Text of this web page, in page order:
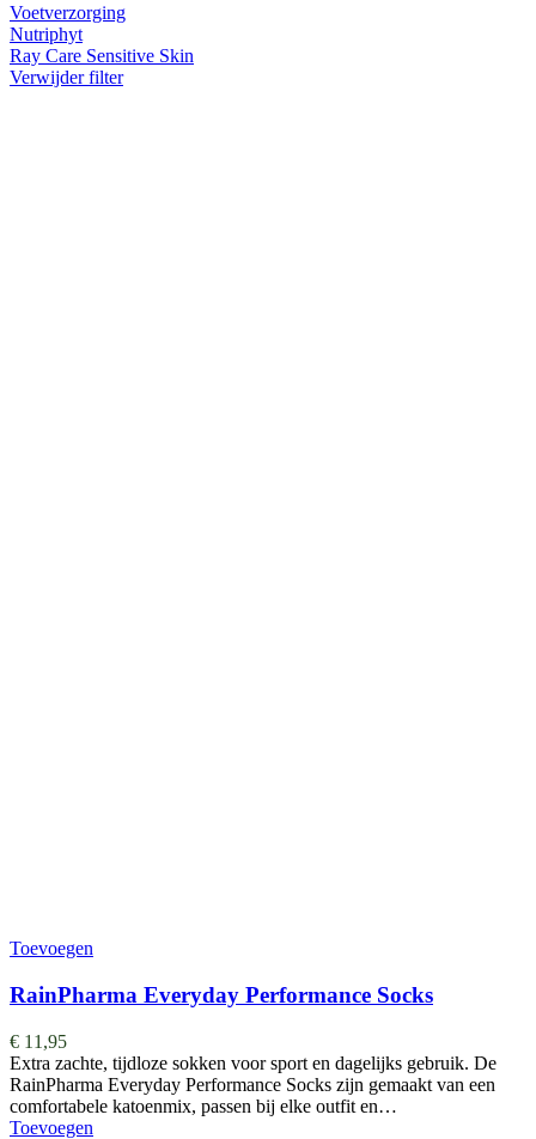
Voetverzorging
Nutriphyt
Ray Care Sensitive Skin
Verwijder filter
Toevoegen
RainPharma Everyday Performance Socks
€ 11,95
Extra zachte, tijdloze sokken voor sport en dagelijks gebruik. De
RainPharma Everyday Performance Socks zijn gemaakt van een
comfortabele katoenmix, passen bij elke outfit en…
Toevoegen